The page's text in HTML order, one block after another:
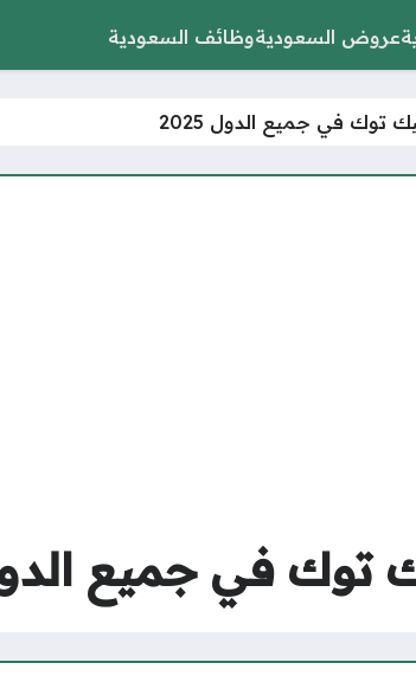
عروض السعوديةوظائف السعودية
في جميع الدول 2025
في جميع الدول